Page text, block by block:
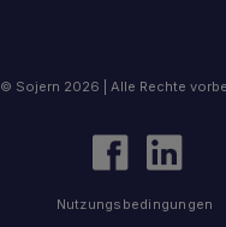
© Sojern 2026 | Alle Rechte
Nutzungsbedingungen